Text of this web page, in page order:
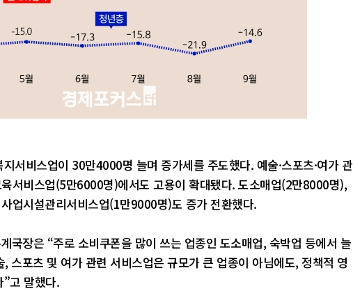
서비스업이 30만4000명 늘며 증가세를 주도했다. 예술·스포츠·여가 관
서비스업(5만6000명)에서도 고용이 확대됐다. 도소매업(2만8000명),
업시설관리서비스업(1만9000명)도 증가 전환했다.
국장은 “주로 소비쿠폰을 많이 쓰는 업종인 도소매업, 숙박업 등에서 늘
스포츠 및 여가 관련 서비스업은 규모가 큰 업종이 아님에도, 정책적 영
고 말했다.